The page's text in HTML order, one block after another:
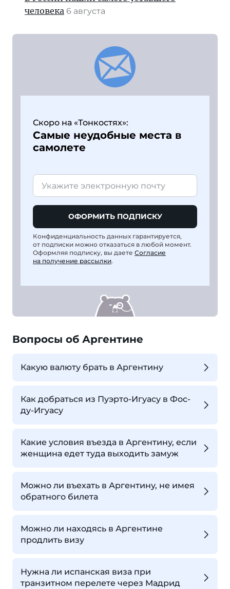
человека 6 августа
Скоро на «Тонкостях»:
Самые неудобные места в
самолете
ОФОРМИТЬ ПОДПИСКУ
Конфиденциальность данных гарантируется,
от подписки можно отказаться в любой момент.
Оформляя подписку, вы даете Согласие
на получение рассылки.
Вопросы об Аргентине
Какую валюту брать в Аргентину
Как добраться из Пуэрто-Игуасу в Фос-
ду-Игуасу
Какие условия въезда в Аргентину, если
женщина едет туда выходить замуж
Можно ли въехать в Аргентину, не имея
обратного билета
Можно ли находясь в Аргентине
продлить визу
Нужна ли испанская виза при
транзитном перелете через Мадрид